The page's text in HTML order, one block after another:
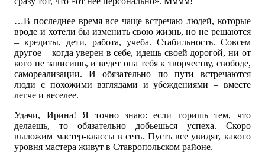
…В последнее время все чаще встречаю людей, которые
вроде и хотели бы изменить свою жизнь, но не решаются
– кредиты, дети, работа, учеба. Стабильность. Совсем
другое – когда уверен в себе, идешь своей дорогой, ни от
кого не зависишь, и ведет она тебя к творчеству, свободе,
самореализации. И обязательно по пути встречаются
люди с похожими взглядами и убеждениями – вместе
легче и веселее.
Удачи, Ирина! Я точно знаю: если горишь тем, что
делаешь, то обязательно добьешься успеха. Скоро
выложим мастер-классы в сеть. Пусть все увидят, какого
уровня мастера живут в Ставропольском районе.